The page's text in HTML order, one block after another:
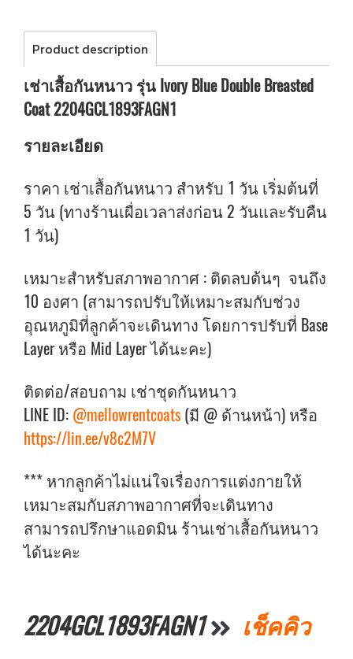
Product description
เช่าเสื้อกันหนาว รุ่น Ivory Blue Double Breasted
Coat 2204GCL1893FAGN1
รายละเอียด
ราคา เช่าเสื้อกันหนาว สำหรับ 1 วัน เริ่มต้นที่
5 วัน (ทางร้านเผื่อเวลาส่งก่อน 2 วันและรับคืน
1 วัน)
เหมาะสำหรับสภาพอากาศ : ติดลบต้นๆ จนถึง
10 องศา (สามารถปรับให้เหมาะสมกับช่วง
อุณหภูมิที่ลูกค้าจะเดินทาง โดยการปรับที่ Base
Layer หรือ Mid Layer ได้นะคะ)
ติดต่อ/สอบถาม เช่าชุดกันหนาว
LINE ID: @mellowrentcoats (มี @ ด้านหน้า) หรือ
https://lin.ee/v8c2M7V
*** หากลูกค้าไม่แน่ใจเรื่องการแต่งกายให้
เหมาะสมกับสภาพอากาศที่จะเดินทาง
สามารถปรึกษาแอดมิน ร้านเช่าเสื้อกันหนาว
ได้นะคะ
2204GCL1893FAGN1 เช็คคิว